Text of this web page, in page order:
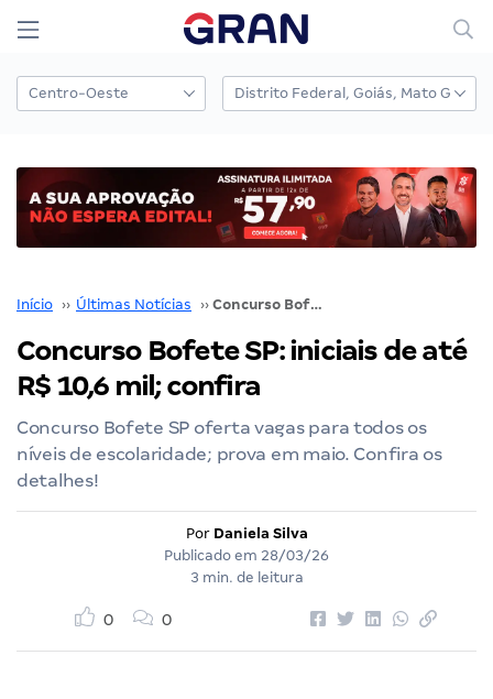
Início ›› Últimas Notícias ›› Concurso Bofete SP: iniciais de até R$ 10,6 mil; confira
Concurso Bofete SP: iniciais de até
R$ 10,6 mil; confira
Concurso Bofete SP oferta vagas para todos os
níveis de escolaridade; prova em maio. Confira os
detalhes!
Por Daniela Silva
Publicado em 28/03/26
3 min. de leitura
0 0